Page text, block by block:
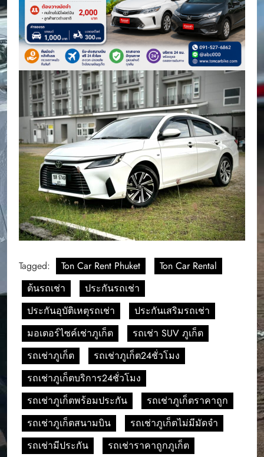
Tagged: Ton Car Rent Phuket
Ton Car Rental
ต้นรถเช่า
ประกันรถเช่า
ประกันอุบัติเหตุรถเช่า
ประกันเสริมรถเช่า
มอเตอร์ไซค์เช่าภูเก็ต
รถเช่า SUV ภูเก็ต
รถเช่าภูเก็ต
รถเช่าภูเก็ต24ชั่วโมง
รถเช่าภูเก็ตบริการ24ชั่วโมง
รถเช่าภูเก็ตพร้อมประกัน
รถเช่าภูเก็ตราคาถูก
รถเช่าภูเก็ตสนามบิน
รถเช่าภูเก็ตไม่มีมัดจำ
รถเช่ามีประกัน
รถเช่าราคาถูกภูเก็ต